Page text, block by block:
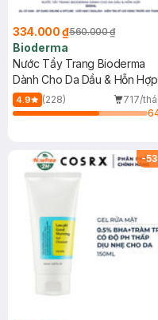
334.000 ₫560.000 ₫
Bioderma
Nước Tẩy Trang Bioderma
Dành Cho Da Dầu & Hỗn Hợp
500ml
4.9 (228)
717/
-53